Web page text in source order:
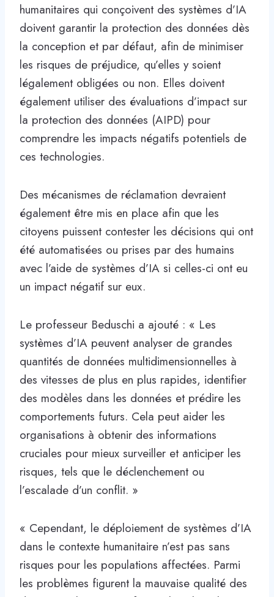
humanitaires qui conçoivent des systèmes d’IA
doivent garantir la protection des données dès
la conception et par défaut, afin de minimiser
les risques de préjudice, qu’elles y soient
légalement obligées ou non. Elles doivent
également utiliser des évaluations d’impact sur
la protection des données (AIPD) pour
comprendre les impacts négatifs potentiels de
ces technologies.
Des mécanismes de réclamation devraient
également être mis en place afin que les
citoyens puissent contester les décisions qui ont
été automatisées ou prises par des humains
avec l’aide de systèmes d’IA si celles-ci ont eu
un impact négatif sur eux.
Le professeur Beduschi a ajouté : « Les
systèmes d’IA peuvent analyser de grandes
quantités de données multidimensionnelles à
des vitesses de plus en plus rapides, identifier
des modèles dans les données et prédire les
comportements futurs. Cela peut aider les
organisations à obtenir des informations
cruciales pour mieux surveiller et anticiper les
risques, tels que le déclenchement ou
l’escalade d’un conflit. »
« Cependant, le déploiement de systèmes d’IA
dans le contexte humanitaire n’est pas sans
risques pour les populations affectées. Parmi
les problèmes figurent la mauvaise qualité des